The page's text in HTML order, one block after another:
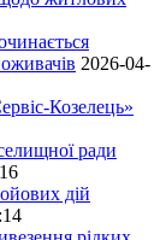
2026-04-
Козелець»
ради
дій